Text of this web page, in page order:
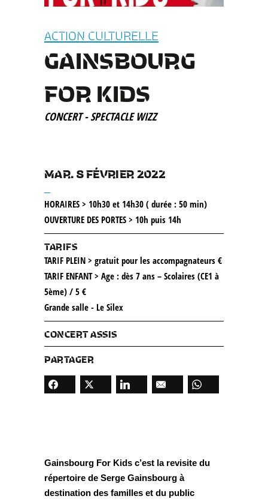
ACTION CULTURELLE
GAINSBOURG
FOR KIDS
CONCERT - SPECTACLE WIZZ
MAR. 8 FÉVRIER 2022
HORAIRES > 10h30 et 14h30 ( durée : 50 min)
OUVERTURE DES PORTES > 10h puis 14h
TARIFS
TARIF PLEIN > gratuit pour les accompagnateurs €
TARIF ENFANT > Age : dès 7 ans – Scolaires (CE1 à
5ème) / 5 €
Grande salle - Le Silex
CONCERT ASSIS
PARTAGER
Gainsbourg For Kids c’est la revisite du
répertoire de Serge Gainsbourg à
destination des familles et du public